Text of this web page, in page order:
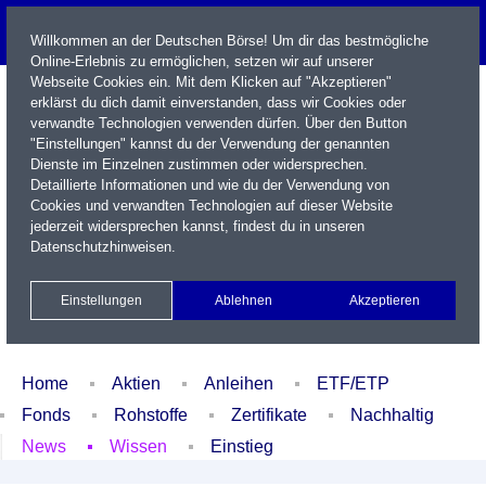
Name / WKN / ISIN / Kürzel
Xetra Realtime
Watchlist Portfolio Login
Home Aktien Anleihen
ETF/ETP
Fonds
Rohstoffe Zertifikate
Nachhaltig
News
Wissen Einstieg
Willkommen an der Deutschen Börse! Um dir das bestmögliche
Online-Erlebnis zu ermöglichen, setzen wir auf unserer
Webseite Cookies ein. Mit dem Klicken auf "Akzeptieren"
erklärst du dich damit einverstanden, dass wir Cookies oder
verwandte Technologien verwenden dürfen. Über den Button
"Einstellungen" kannst du der Verwendung der genannten
Dienste im Einzelnen zustimmen oder widersprechen.
Detaillierte Informationen und wie du der Verwendung von
Cookies und verwandten Technologien auf dieser Website
jederzeit widersprechen kannst, findest du in unseren
Datenschutzhinweisen.
Einstellungen Ablehnen Akzeptieren